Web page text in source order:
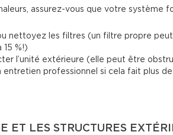
assurez-vous que votre système
nettoyez les filtres (un filtre propre
15 %!)
l’unité extérieure (elle peut être
entretien professionnel si cela fait plus de
ET LES STRUCTURES